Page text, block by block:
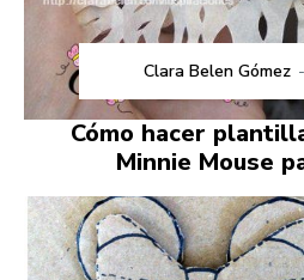
Clara Belen Gómez -
Cómo hacer
Minnie Mouse